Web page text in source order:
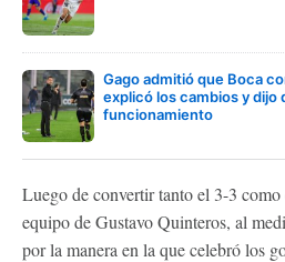
Gago admitió que Boca
explicó los cambios y dijo
funcionamiento
Luego de convertir tanto el 3-3
equipo de Gustavo Quinteros, al
por la manera en la que celebró los